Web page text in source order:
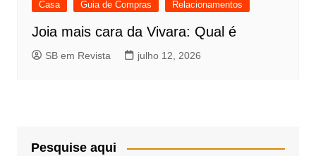
Casa Guia de Compras Relacionamentos
Joia mais cara da Vivara: Qual é
SB em Revista julho 12, 2026
Pesquise aqui